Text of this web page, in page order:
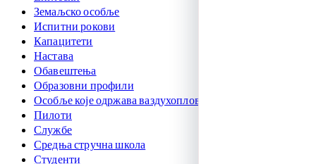
Земаљско особље
Испитни рокови
Капацитети
Настава
Обавештења
Образовни профили
Особље које одржава ваздухоплове
Пилоти
Службе
Средња стручна школа
Студенти